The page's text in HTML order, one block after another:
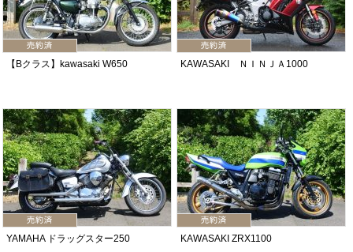
【Bクラス】kawasaki W650 KAWASAKI ＮＩＮＪＡ1000
YAMAHA ドラッグスター250 KAWASAKI ZRX1100